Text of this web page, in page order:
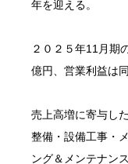
年を迎える。
２０２５年11月期
億円、営業利益は
売上高増に寄与し
整備・設備工事・
ング＆メンテナン